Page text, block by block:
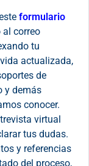
formulario
correo
tu
actualizada,
de
y demás
conocer.
virtual
tus dudas.
y referencias
del proceso,